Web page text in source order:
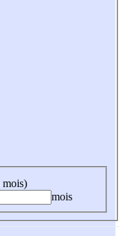
mois)
mois